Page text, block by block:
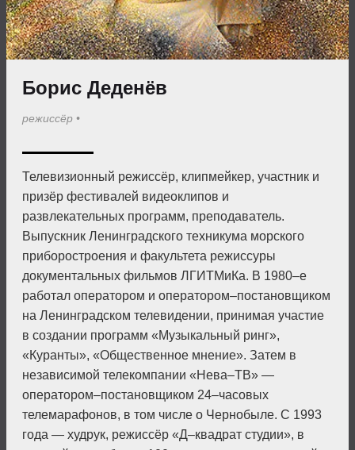
Борис Деденёв
режиссёр •
Телевизионный режиссёр, клипмейкер, участник и
призёр фестивалей видеоклипов и
развлекательных программ, преподаватель.
Выпускник Ленинградского техникума морского
приборостроения и факультета режиссуры
документальных фильмов ЛГИТМиКа. В 1980–е
работал оператором и оператором–постановщиком
на Ленинградском телевидении, принимая участие
в создании программ «Музыкальный ринг»,
«Куранты», «Общественное мнение». Затем в
независимой телекомпании «Нева–ТВ» —
оператором–постановщиком 24–часовых
телемарафонов, в том числе о Чернобыле. С 1993
года — худрук, режиссёр «Д–квадрат студии», в